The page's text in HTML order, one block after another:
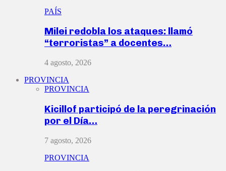
PAÍS
Milei redobla los ataques: llamó
“terroristas” a docentes…
4 agosto, 2026
PROVINCIA
PROVINCIA
Kicillof participó de la peregrinación
por el Día…
7 agosto, 2026
PROVINCIA